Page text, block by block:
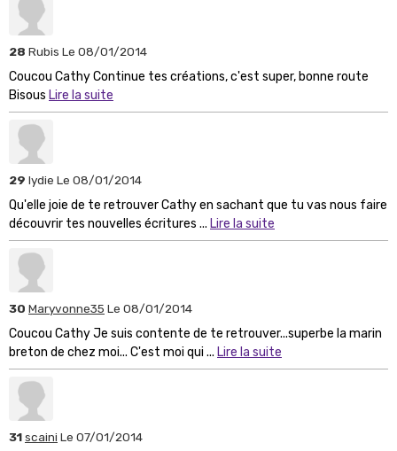
28 Rubis Le 08/01/2014
Coucou Cathy Continue tes créations, c'est super, bonne route
Bisous Lire la suite
29 lydie Le 08/01/2014
Qu'elle joie de te retrouver Cathy en sachant que tu vas nous faire
découvrir tes nouvelles écritures ... Lire la suite
30 Maryvonne35 Le 08/01/2014
Coucou Cathy Je suis contente de te retrouver...superbe la marin
breton de chez moi... C'est moi qui ... Lire la suite
31scaini Le 07/01/2014